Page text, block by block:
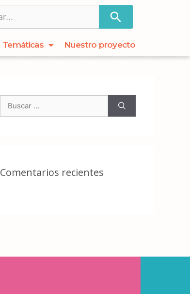
Temáticas Nuestro proyecto
Comentarios recientes